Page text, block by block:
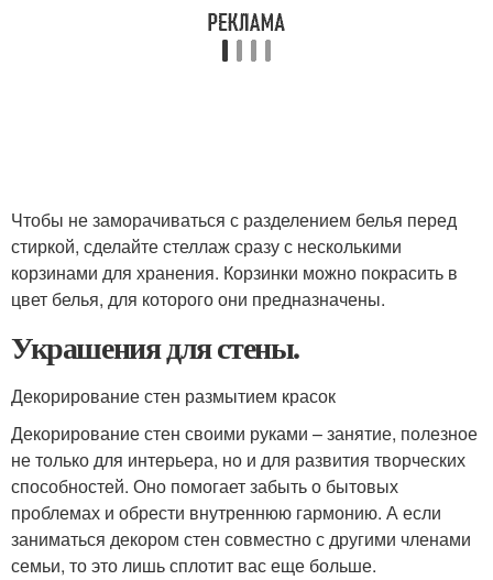
Чтобы не заморачиваться с разделением белья перед
стиркой, сделайте стеллаж сразу с несколькими
корзинами для хранения. Корзинки можно покрасить в
цвет белья, для которого они предназначены.
Украшения для стены.
Декорирование стен размытием красок
Декорирование стен своими руками – занятие, полезное
не только для интерьера, но и для развития творческих
способностей. Оно помогает забыть о бытовых
проблемах и обрести внутреннюю гармонию. А если
заниматься декором стен совместно с другими членами
семьи, то это лишь сплотит вас еще больше.